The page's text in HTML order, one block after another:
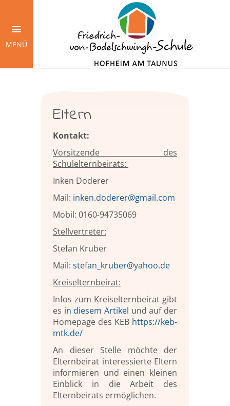
Inhalt
MENÜ
Eltern
Kontakt:
Vorsitzende des
Schulelternbeirats:
Inken Doderer
Mail: inken.doderer@gmail.com
Mobil: 0160-94735069
Stellvertreter:
Stefan Kruber
Mail: stefan_kruber@yahoo.de
Kreiselternbeirat:
Infos zum Kreiselternbeirat gibt
es in diesem Artikel und auf der
Homepage des KEB https://keb-
mtk.de/
An dieser Stelle möchte der
Elternbeirat interessierte Eltern
informieren und einen kleinen
Einblick in die Arbeit des
Elternbeirats ermöglichen.